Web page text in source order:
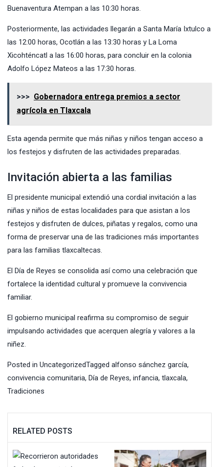
Buenaventura Atempan a las 10:30 horas.
Posteriormente, las actividades llegarán a Santa María Ixtulco a
las 12:00 horas, Ocotlán a las 13:30 horas y La Loma
Xicohténcatl a las 16:00 horas, para concluir en la colonia
Adolfo López Mateos a las 17:30 horas.
>>> Gobernadora entrega premios a sector
agrícola en Tlaxcala
Esta agenda permite que más niñas y niños tengan acceso a
los festejos y disfruten de las actividades preparadas.
Invitación abierta a las familias
El presidente municipal extendió una cordial invitación a las
niñas y niños de estas localidades para que asistan a los
festejos y disfruten de dulces, piñatas y regalos, como una
forma de preservar una de las tradiciones más importantes
para las familias tlaxcaltecas.
El Día de Reyes se consolida así como una celebración que
fortalece la identidad cultural y promueve la convivencia
familiar.
El gobierno municipal reafirma su compromiso de seguir
impulsando actividades que acerquen alegría y valores a la
niñez.
Posted in UncategorizedTagged alfonso sánchez garcía,
convivencia comunitaria, Día de Reyes, infancia, tlaxcala,
Tradiciones
RELATED POSTS